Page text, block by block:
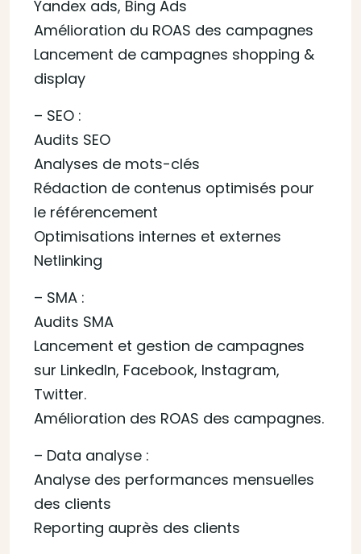
Yandex ads, Bing Ads
Amélioration du ROAS des campagnes
Lancement de campagnes shopping &
display
– SEO :
Audits SEO
Analyses de mots-clés
Rédaction de contenus optimisés pour
le référencement
Optimisations internes et externes
Netlinking
– SMA :
Audits SMA
Lancement et gestion de campagnes
sur LinkedIn, Facebook, Instagram,
Twitter.
Amélioration des ROAS des campagnes.
– Data analyse :
Analyse des performances mensuelles
des clients
Reporting auprès des clients